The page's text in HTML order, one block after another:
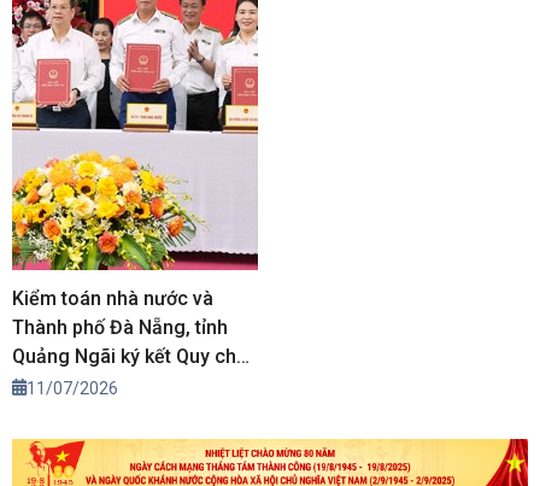
Kiểm toán nhà nước và
Thành phố Đà Nẵng, tỉnh
Quảng Ngãi ký kết Quy chế
phối hợp
11/07/2026